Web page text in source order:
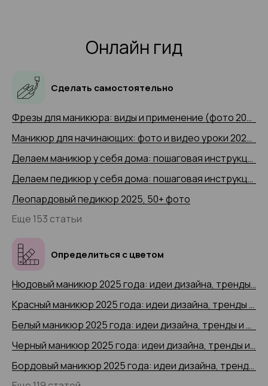
Онлайн гид
Сделать самостоятельно
Фрезы для маникюра: виды и применение (фото 2025 и видео-примеры)
Маникюр для начинающих: фото и видео уроки 2025 года
Делаем маникюр у себя дома: пошаговая инструкция 2025 (+ видео)
Делаем педикюр у себя дома: пошаговая инструкция 2025 года с 50+ фото
Леопардовый педикюр 2025, 50+ фото
Еще 153 статьи
Определиться с цветом
Нюдовый маникюр 2025 года: идеи дизайна, тренды и новинки, 200+ фото
Красный маникюр 2025 года: идеи дизайна, тренды и новинки, 200+ фото
Белый маникюр 2025 года: идеи дизайна, тренды и новинки, 200+ фото
Черный маникюр 2025 года: идеи дизайна, тренды и новинки, 200+ фото
Бордовый маникюр 2025 года: идеи дизайна, тренды и новинки, 200+ фото